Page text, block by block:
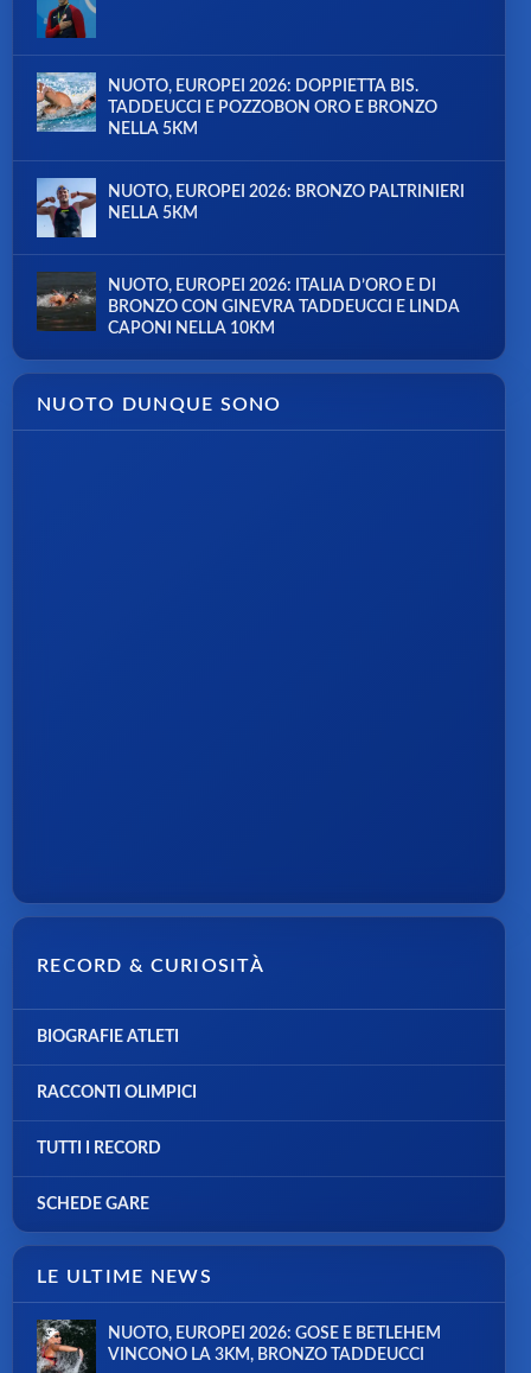
NUOTO, EUROPEI 2026: DOPPIETTA BIS.
TADDEUCCI E POZZOBON ORO E BRONZO
NELLA 5KM
NUOTO, EUROPEI 2026: BRONZO PALTRINIERI
NELLA 5KM
NUOTO, EUROPEI 2026: ITALIA D’ORO E DI
BRONZO CON GINEVRA TADDEUCCI E LINDA
CAPONI NELLA 10KM
NUOTO DUNQUE SONO
RECORD & CURIOSITÀ
BIOGRAFIE ATLETI
RACCONTI OLIMPICI
TUTTI I RECORD
SCHEDE GARE
LE ULTIME NEWS
NUOTO, EUROPEI 2026: GOSE E BETLEHEM
VINCONO LA 3KM, BRONZO TADDEUCCI